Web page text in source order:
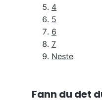
4
5
6
7
Neste
Fann du det